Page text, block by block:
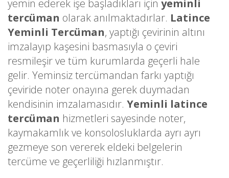
yemin ederek işe başladıkları için yeminli
tercüman olarak anılmaktadırlar. Latince
Yeminli Tercüman, yaptığı çevirinin altını
imzalayıp kaşesini basmasıyla o çeviri
resmileşir ve tüm kurumlarda geçerli hale
gelir. Yeminsiz tercümandan farkı yaptığı
çeviride noter onayına gerek duymadan
kendisinin imzalamasıdır. Yeminli latince
tercüman hizmetleri sayesinde noter,
kaymakamlık ve konsolosluklarda ayrı ayrı
gezmeye son vererek eldeki belgelerin
tercüme ve geçerliliği hızlanmıştır.